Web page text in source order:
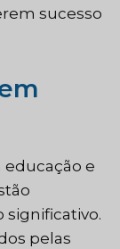
sucesso
educação e
pelas